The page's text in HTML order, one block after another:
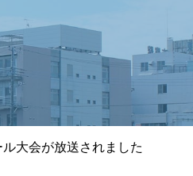
設
内
イベント
大会が放送されました